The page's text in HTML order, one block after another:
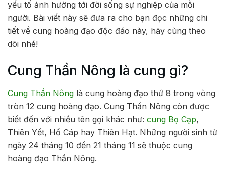
yếu tố ảnh hưởng tới đời sống sự nghiệp của mỗi
người. Bài viết này sẽ đưa ra cho bạn đọc những chi
tiết về cung hoàng đạo độc đáo này, hãy cùng theo
dõi nhé!
Cung Thần Nông là cung gì?
Cung Thần Nông là cung hoàng đạo thứ 8 trong vòng
tròn 12 cung hoàng đạo. Cung Thần Nông còn được
biết đến với nhiều tên gọi khác như: cung Bọ Cạp,
Thiên Yết, Hổ Cáp hay Thiên Hạt. Những người sinh từ
ngày 24 tháng 10 đến 21 tháng 11 sẽ thuộc cung
hoàng đạo Thần Nông.